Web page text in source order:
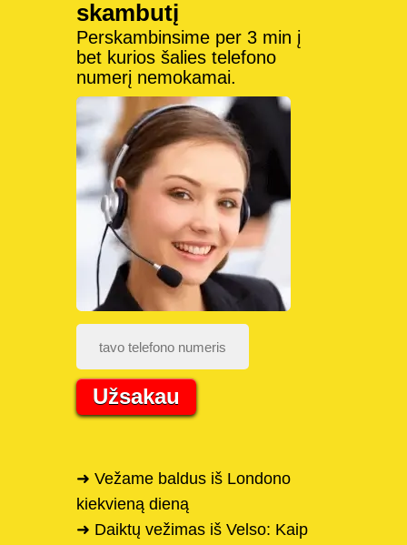
skambutį
Perskambinsime per 3 min į
bet kurios šalies telefono
numerį nemokamai.
Užsakau
➜ Vežame baldus iš Londono
kiekvieną dieną
➜ Daiktų vežimas iš Velso: Kaip